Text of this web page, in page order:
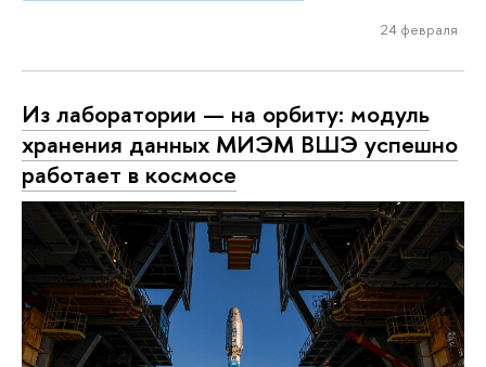
24 февраля
Из лаборатории — на орбиту: модуль
хранения данных МИЭМ ВШЭ успешно
работает в космосе